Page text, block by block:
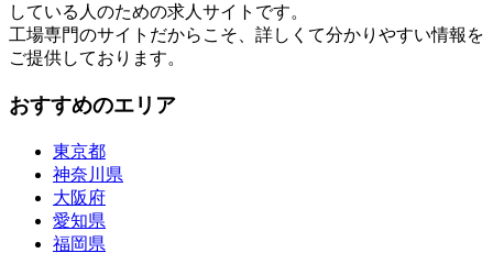
している人のための求人サイトです。
工場専門のサイトだからこそ、詳しくて分かりやすい情報を
ご提供しております。
おすすめのエリア
東京都
神奈川県
大阪府
愛知県
福岡県